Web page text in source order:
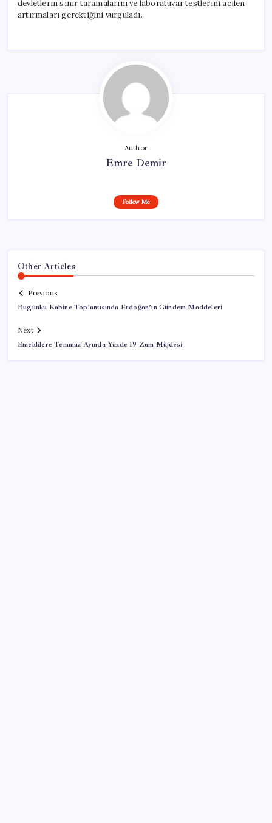
devletlerin sınır taramalarını ve laboratuvar testlerini acilen
artırmaları gerektiğini vurguladı.
Author
Emre Demir
Follow Me
Other Articles
Previous
Bugünkü Kabine Toplantısında Erdoğan’ın Gündem Maddeleri
Next
Emeklilere Temmuz Ayında Yüzde 19 Zam Müjdesi